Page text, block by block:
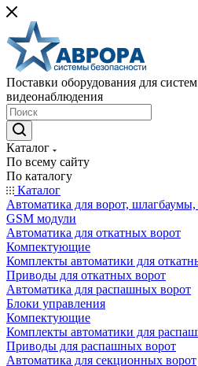
Поставки оборудования для
видеонаблюдения
Каталог
По всему сайту
По каталогу
Каталог
Автоматика для ворот,
GSM модули
Автоматика для откатных ворот
Компектующие
Комплекты автоматики для
Приводы для откатных ворот
Автоматика для распашных ворот
Блоки управления
Компектующие
Комплекты автоматики для
Приводы для распашных ворот
Автоматика для секционных ворот